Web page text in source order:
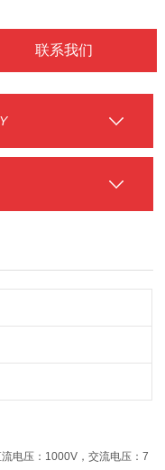
联系我们
流电压： 1000V ，交流电压：7